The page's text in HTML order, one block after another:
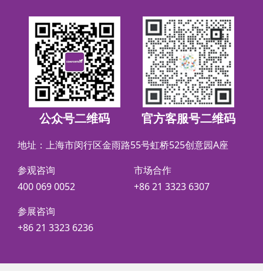
公众号二维码 官方客服号二维码
地址：上海市闵行区金雨路55号虹桥525创意园A座
参观咨询
400 069 0052
市场合作
+86 21 3323 6307
参展咨询
+86 21 3323 6236